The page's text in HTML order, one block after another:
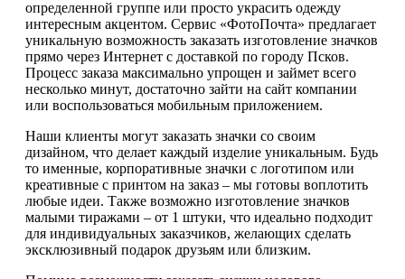
определенной группе или просто украсить одежду
интересным акцентом. Сервис «ФотоПочта» предлагает
уникальную возможность заказать изготовление значков
прямо через Интернет с доставкой по городу Псков.
Процесс заказа максимально упрощен и займет всего
несколько минут, достаточно зайти на сайт компании
или воспользоваться мобильным приложением.
Наши клиенты могут заказать значки со своим
дизайном, что делает каждый изделие уникальным. Будь
то именные, корпоративные значки с логотипом или
креативные с принтом на заказ – мы готовы воплотить
любые идеи. Также возможно изготовление значков
малыми тиражами – от 1 штуки, что идеально подходит
для индивидуальных заказчиков, желающих сделать
эксклюзивный подарок друзьям или близким.